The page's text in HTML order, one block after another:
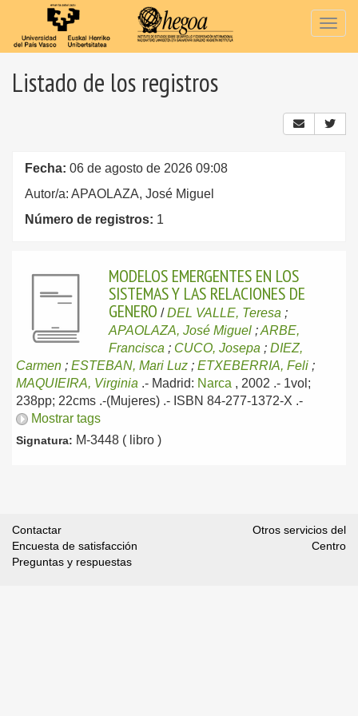
Listado de los registros
Fecha: 06 de agosto de 2026 09:08
Autor/a: APAOLAZA, José Miguel
Número de registros: 1
MODELOS EMERGENTES EN LOS
SISTEMAS Y LAS RELACIONES DE
GENERO /DEL VALLE, Teresa ;
APAOLAZA, José Miguel ;ARBE,
Francisca ; CUCO, Josepa ; DIEZ,
Carmen ; ESTEBAN, Mari Luz ; ETXEBERRIA, Feli ;
MAQUIEIRA, Virginia .- Madrid: Narca , 2002 .- 1vol;
238pp; 22cms .-(Mujeres) .- ISBN 84-277-1372-X .-
Mostrar tags
Signatura: M-3448 ( libro )
Contactar
Encuesta de satisfacción
Preguntas y respuestas
Otros servicios del
Centro